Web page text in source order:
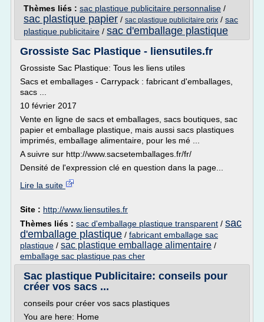
Thèmes liés : sac plastique publicitaire personnalise /
sac plastique papier / sac plastique publicitaire prix / sac
plastique publicitaire / sac d'emballage plastique
Grossiste Sac Plastique - liensutiles.fr
Grossiste Sac Plastique: Tous les liens utiles
Sacs et emballages - Carrypack : fabricant d'emballages,
sacs ...
10 février 2017
Vente en ligne de sacs et emballages, sacs boutiques, sac
papier et emballage plastique, mais aussi sacs plastiques
imprimés, emballage alimentaire, pour les mé ...
A suivre sur http://www.sacsetemballages.fr/fr/
Densité de l'expression clé en question dans la page...
Lire la suite
Site : http://www.liensutiles.fr
Thèmes liés : sac d'emballage plastique transparent / sac
d'emballage plastique / fabricant emballage sac
plastique / sac plastique emballage alimentaire /
emballage sac plastique pas cher
Sac plastique Publicitaire: conseils pour
créer vos sacs ...
conseils pour créer vos sacs plastiques
You are here: Home